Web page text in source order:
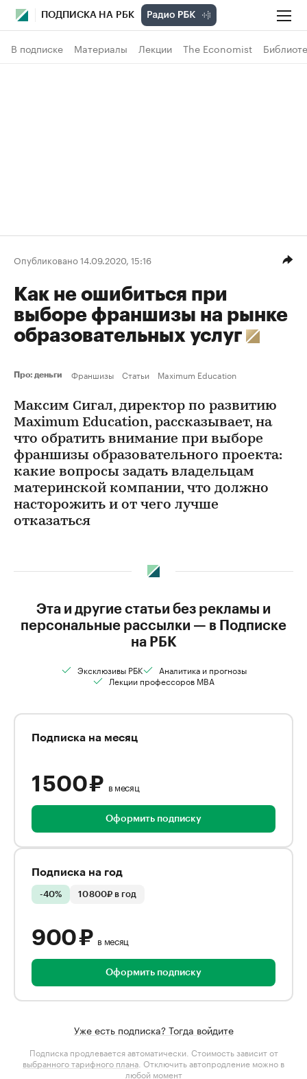
ПОДПИСКА НА РБК
В подписке Материалы Лекции The Economist
Опубликовано 14.09.2020, 15:16
Как не ошибиться при
выборе франшизы на рынке
образовательных услуг
Про: деньги Франшизы Статьи Maximum Education
Максим Сигал, директор по развитию
Maximum Education, рассказывает, на
что обратить внимание при выборе
франшизы образовательного проекта:
какие вопросы задать владельцам
материнской компании, что должно
насторожить и от чего лучше
отказаться
Эта и другие статьи без рекламы и
персональные рассылки — в Подписке
на РБК
Эксклюзивы РБК
Аналитика и прогнозы
Лекции профессоров MBA
Подписка на месяц
1 500 ₽ в месяц
Оформить подписку
Подписка на год
-40% 10 800₽ в год
900 ₽ в месяц
Оформить подписку
Уже есть подписка? Тогда войдите
Подписка продлевается автоматически. Стоимость зависит от
выбранного тарифного плана . Отключить автопродление можно в
любой момент